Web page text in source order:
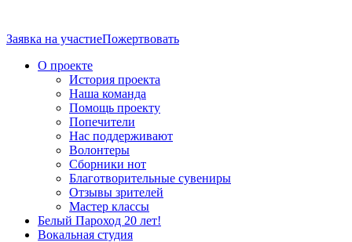
Заявка на участиеПожертвовать
О проекте
История проекта
Наша команда
Помощь проекту
Попечители
Нас поддерживают
Волонтеры
Сборники нот
Благотворительные сувениры
Отзывы зрителей
Мастер классы
Белый Пароход 20 лет!
Вокальная студия